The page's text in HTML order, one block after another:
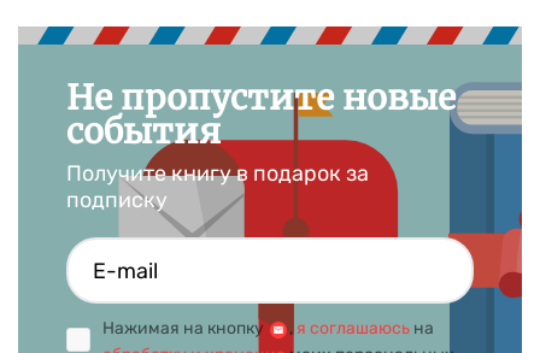
Чёрное ухо» (1971), удостоенная Государственной премии
СССР (1975), экранизированная (1977) и переведенная более
Не пропустите новые
события
Получите книгу в подарок за
подписку
Нажимая на кнопку , я соглашаюсь на